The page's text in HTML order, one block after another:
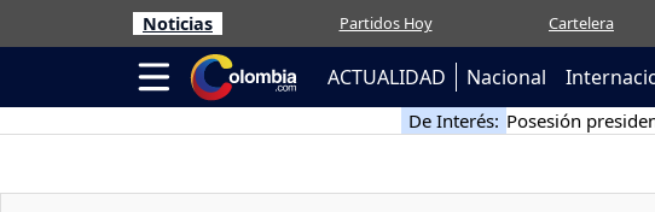
Noticias Partidos Hoy Cartelera
ACTUALIDAD Nacional
De Interés: Posesión